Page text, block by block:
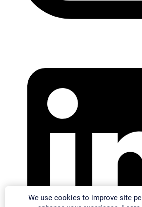
We use cookies to improve site